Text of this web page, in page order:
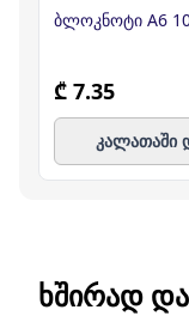
ბლოკნოტი A6
₾ 7.35
კალათაში
ᲮᲨᲘᲠᲐᲓ